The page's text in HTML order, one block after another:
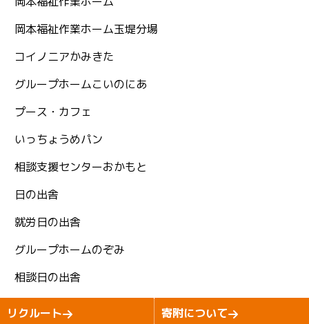
岡本福祉作業ホーム玉堤分場
コイノニアかみきた
グループホームこいのにあ
プース・カフェ
いっちょうめパン
相談支援センターおかもと
日の出舎
就労日の出舎
グループホームのぞみ
相談日の出舎
Copyright (C)2026 izumi-kai All Rights Reserved.
リクルート 寄附について